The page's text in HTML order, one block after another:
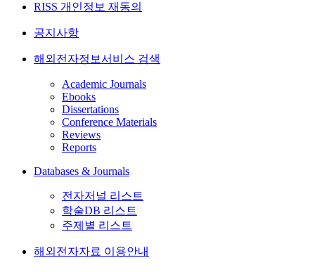
RISS 개인정보 재동의
공지사항
해외전자정보서비스 검색
Academic Journals
Ebooks
Dissertations
Conference Materials
Reviews
Reports
Databases & Journals
전자저널 리스트
학술DB 리스트
주제별 리스트
해외전자자료 이용안내